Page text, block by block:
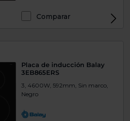
Comparar
Placa de inducción Balay
3EB865ERS
3, 4600W, 592mm, Sin marco,
Negro